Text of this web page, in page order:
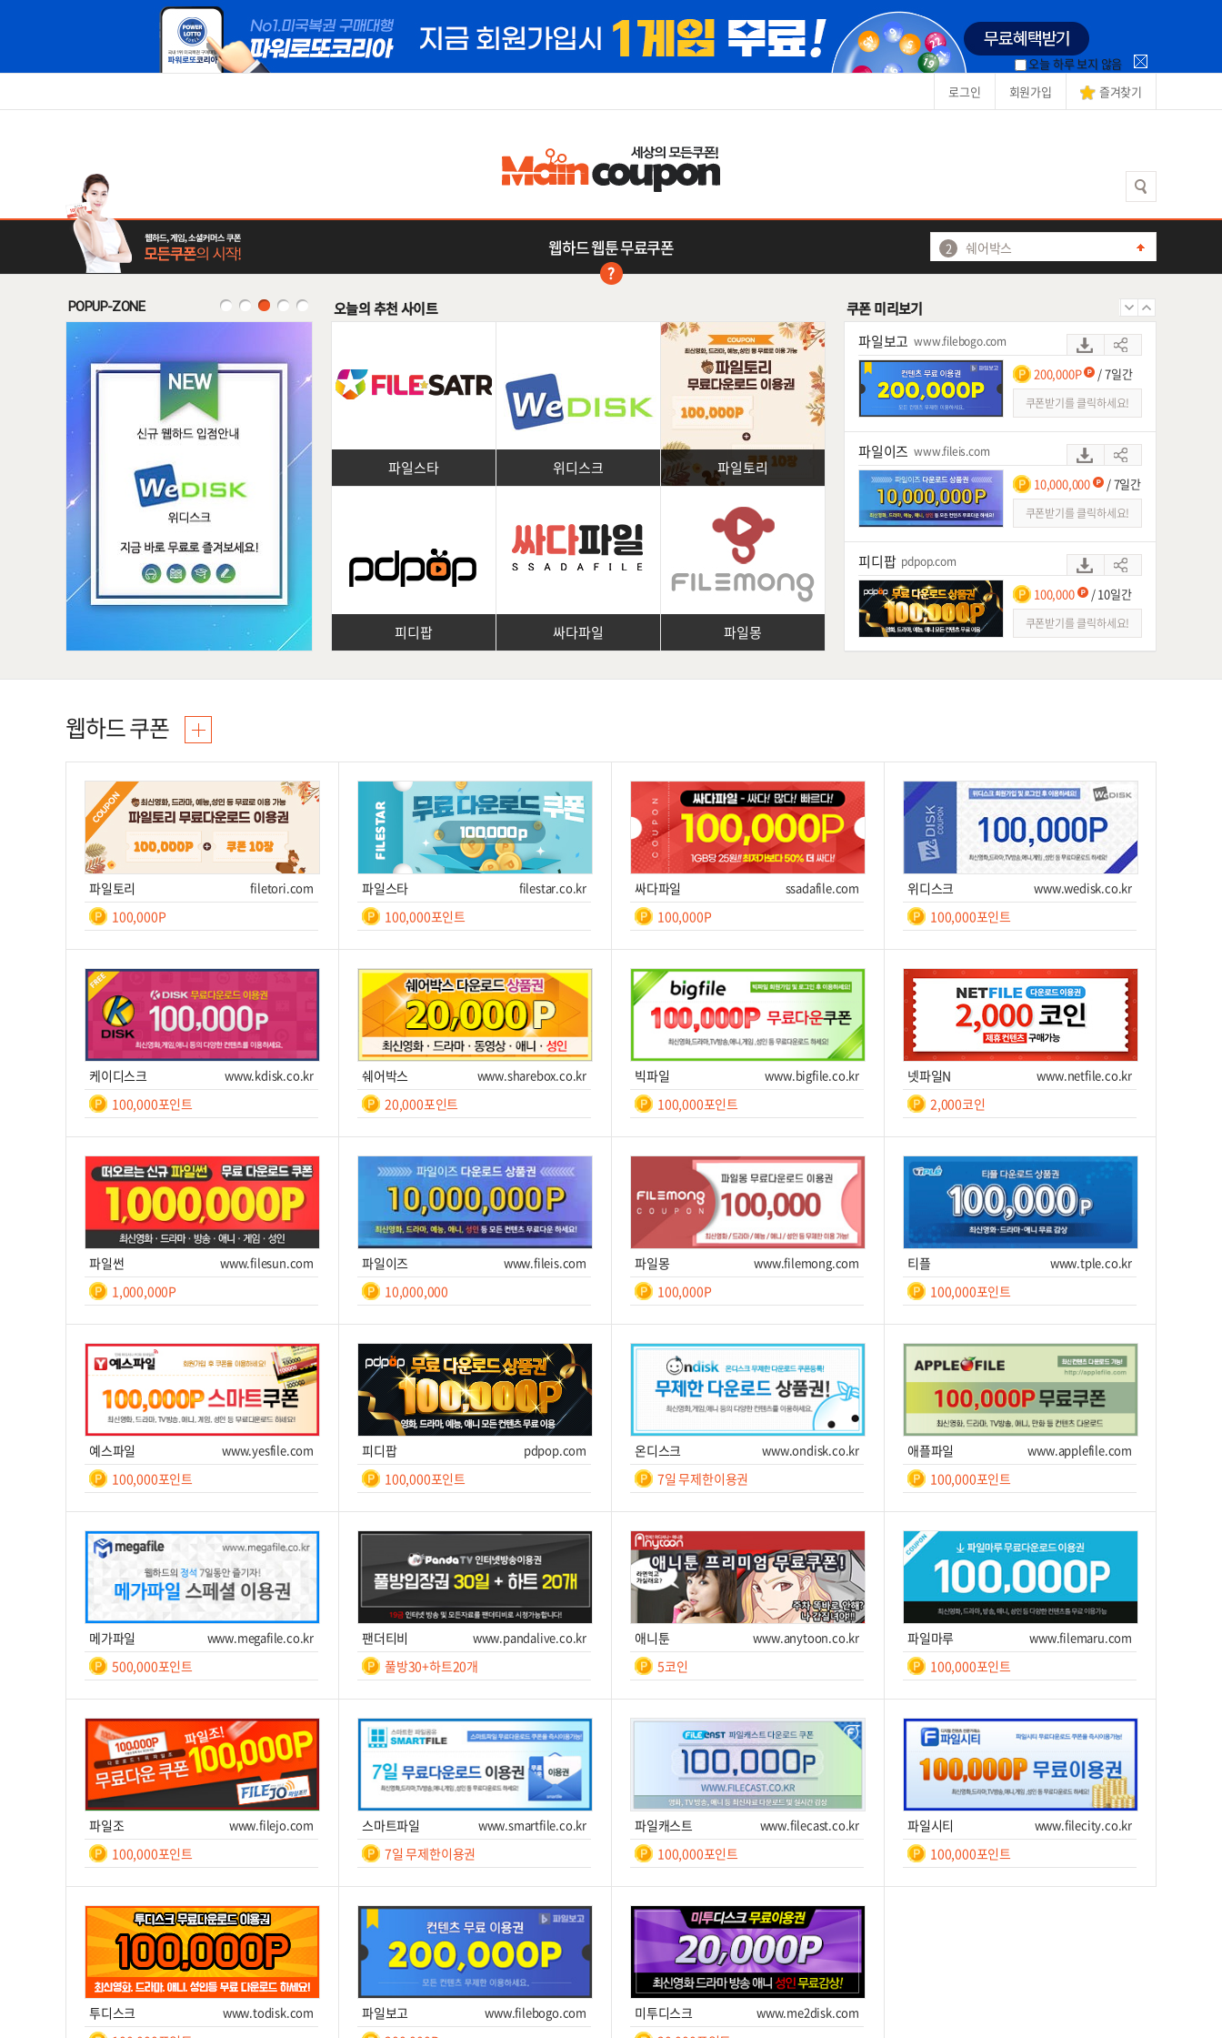
오늘 하루 보지 않음
로그인
회원가입 즐겨찾기
웹하드 웹툰 무료쿠폰
미투디스크
쉐어박스
파일조
애플파일
파일캐스트
베가디스크
스마트파일
피디팝
파일혼
POPUP-ZONE 오늘의 추천 사이트
파일스타 위디스크 파일토리
피디팝 싸다파일 파일몽
쿠폰 미리보기
빅파일 www.bigfile.co.kr
100,000
쿠폰받기를 클릭하세요!
www.sharebox.co.kr
20,000 / 7일간
파일보고 www.filebogo.com
200,000P / 7일간
쿠폰받기를 클릭하세요!
파일이즈 www.fileis.com
10,000,000 / 7일간
쿠폰받기를 클릭하세요!
피디팝 pdpop.com
100,000 / 10일간
쿠폰받기를 클릭하세요!
싸다파일 ssadafile.com
100,000P / 등록후 7일간
쿠폰받기를 클릭하세요!
쉐어박스 www.sharebox.co.kr
쿠폰받기를 클릭하세요!
파일보고 www.filebogo.com
200,000P / 7일간
쿠폰받기를 클릭하세요!
파일이즈 www.fileis.com
쿠폰받기를 클릭하세요!
pdpop.com
100,000 / 10일간
웹하드 쿠폰
파일토리 filetori.com
100,000P
쿠폰번호 쿠폰받기를 클릭하세요!
쿠폰받기 사이트 이동
파일스타 filestar.co.kr
100,000포인트
쿠폰번호 쿠폰받기를 클릭하세요!
쿠폰받기 사이트 이동
싸다파일 ssadafile.com
100,000P
쿠폰번호 쿠폰받기를 클릭하세요!
쿠폰받기 사이트 이동
위디스크 www.wedisk.co.kr
100,000포인트
쿠폰번호 쿠폰받기를 클릭하세요!
쿠폰받기 사이트 이동
케이디스크 www.kdisk.co.kr
100,000포인트
쿠폰번호 쿠폰받기를 클릭하세요!
쿠폰받기 사이트 이동
쉐어박스 www.sharebox.co.kr
20,000포인트
쿠폰번호 쿠폰받기를 클릭하세요!
쿠폰받기 사이트 이동
빅파일 www.bigfile.co.kr
100,000포인트
쿠폰번호 쿠폰받기를 클릭하세요!
쿠폰받기 사이트 이동
넷파일N www.netfile.co.kr
2,000코인
후 7
쿠폰번호 쿠폰받기를 클릭하세요!
쿠폰받기 사이트 이동
파일썬 www.filesun.com
1,000,000P
일
쿠폰번호 쿠폰받기를 클릭하세요!
사이트 이동
파일이즈 www.fileis.com
10,000,000
쿠폰번호 쿠폰받기를 클릭하세요!
쿠폰받기 사이트 이동
파일몽 www.filemong.com
100,000P
쿠폰번호 쿠폰받기를 클릭하세요!
쿠폰받기 사이트 이동
티플 www.tple.co.kr
100,000포인트
쿠폰번호 쿠폰받기를 클릭하세요!
쿠폰받기 사이트 이동
예스파일 www.yesfile.com
100,000포인트
쿠폰번호 쿠폰받기를 클릭하세요!
쿠폰받기 사이트 이동
피디팝 pdpop.com
100,000포인트
쿠폰번호 쿠폰받기를 클릭하세요!
쿠폰받기 사이트 이동
온디스크 www.ondisk.co.kr
7일 무제한이용권
쿠폰번호 쿠폰받기를 클릭하세요!
쿠폰받기 사이트 이동
애플파일 www.applefile.com
100,000포인트
쿠폰번호 쿠폰받기를 클릭하세요!
쿠폰받기 사이트 이동
메가파일 www.megafile.co.kr
500,000포인트
쿠폰번호 쿠폰받기를 클릭하세요!
쿠폰받기 사이트 이동
팬더티비 www.pandalive.co.kr
풀방30+하트20개
쿠폰번호 쿠폰받기를 클릭하세요!
쿠폰받기 사이트 이동
애니툰 www.anytoon.co.kr
5코인
쿠폰번호 쿠폰받기를 클릭하세요!
쿠폰받기 사이트 이동
파일마루 www.filemaru.com
100,000포인트
쿠폰번호 쿠폰받기를 클릭하세요!
쿠폰받기 사이트 이동
파일조 www.filejo.com
100,000포인트
쿠폰번호 쿠폰받기를 클릭하세요!
쿠폰받기 사이트 이동
스마트파일 www.smartfile.co.kr
7일 무제한이용권
쿠폰번호 쿠폰받기를 클릭하세요!
쿠폰받기 사이트 이동
파일캐스트 www.filecast.co.kr
100,000포인트
쿠폰번호 쿠폰받기를 클릭하세요!
쿠폰받기 사이트 이동
파일시티 www.filecity.co.kr
100,000포인트
투디스크 www.todisk.com 파일보고 www.filebogo.com 미투디스크 www.me2disk.com